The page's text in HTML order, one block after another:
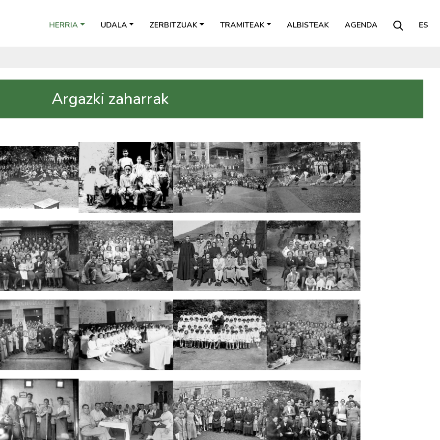
HERRIA UDALA ZERBITZUAK TRAMITEAK ALBISTEAK AGENDA ES
Argazki zaharrak